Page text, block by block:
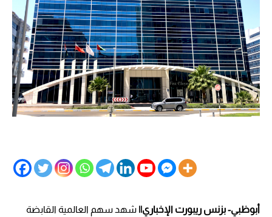
أبوظبي- بزنس ريبورت الإخباري|| شهد سهم العالمية القابضة